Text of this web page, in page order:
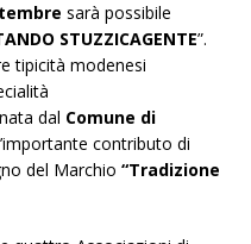
sarà possibile
STUZZICAGENTE”.
tipicità modenesi
dal Comune di
contributo di
del Marchio “Tradizione